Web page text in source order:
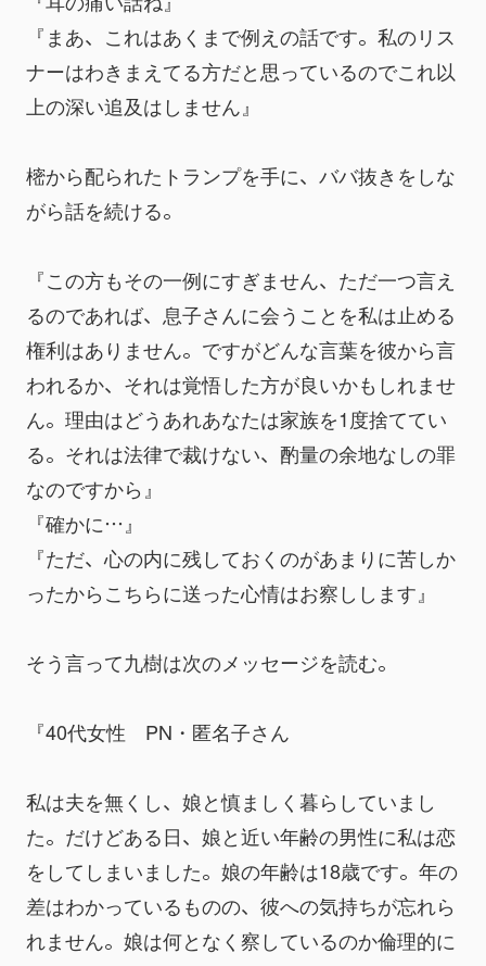
『まあ、これはあくまで例えの話です。私のリス
ナーはわきまえてる方だと思っているのでこれ以
上の深い追及はしません』
樒から配られたトランプを手に、ババ抜きをしな
がら話を続ける。
『この方もその一例にすぎません、ただ一つ言え
るのであれば、息子さんに会うことを私は止める
権利はありません。ですがどんな言葉を彼から言
われるか、それは覚悟した方が良いかもしれませ
ん。理由はどうあれあなたは家族を1度捨ててい
る。それは法律で裁けない、酌量の余地なしの罪
なのですから』
『確かに…』
『ただ、心の内に残しておくのがあまりに苦しか
ったからこちらに送った心情はお察しします』
そう言って九樹は次のメッセージを読む。
『40代女性　PN・匿名子さん
私は夫を無くし、娘と慎ましく暮らしていまし
た。だけどある日、娘と近い年齢の男性に私は恋
をしてしまいました。娘の年齢は18歳です。年の
差はわかっているものの、彼への気持ちが忘れら
れません。娘は何となく察しているのか倫理的に